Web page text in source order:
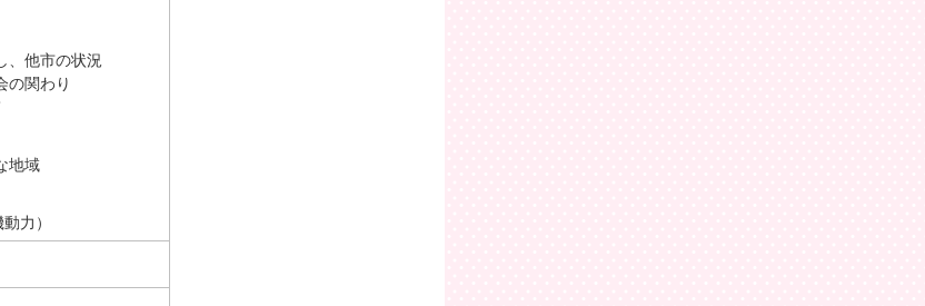
、他市の状況
の関わり
地域
力）